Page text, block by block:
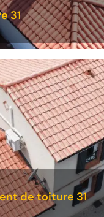
31
de toiture 31